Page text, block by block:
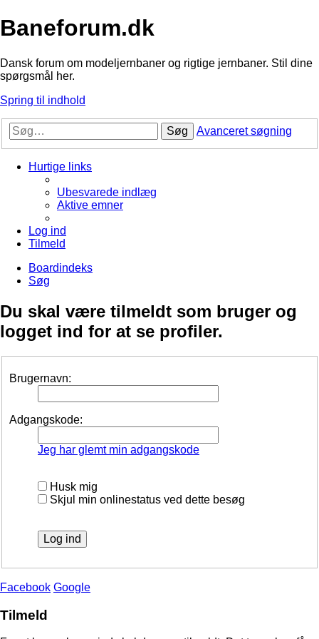
Baneforum.dk
Dansk forum om modeljernbaner og rigtige jernbaner. Stil dine
spørgsmål her.
Spring til indhold
Søg Avanceret søgning
Hurtige links
Ubesvarede indlæg
Aktive emner
Log ind
Tilmeld
Boardindeks
Søg
Du skal være tilmeldt som bruger og
logget ind for at se profiler.
Brugernavn:
Adgangskode:
Jeg har glemt min adgangskode
Husk mig
Skjul min onlinestatus ved dette besøg
Facebook Google
Tilmeld